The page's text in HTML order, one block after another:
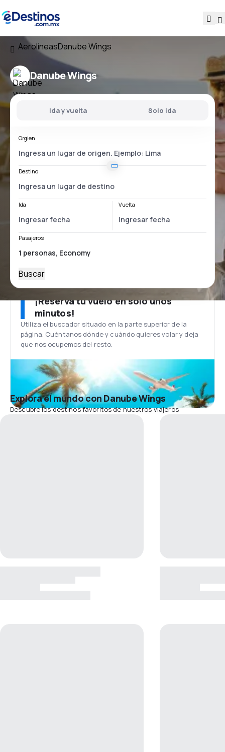
AerolíneasDanube Wings
Danube Wings
Ida y vuelta Solo ida
Orgien
Destino
Ida Vuelta
Pasajeros
Buscar
¡Reserva tu vuelo en solo unos
minutos!
Utiliza el buscador situado en la parte superior de la
página. Cuéntanos dónde y cuándo quieres volar y deja
que nos ocupemos del resto.
Explora el mundo con Danube Wings
Descubre los destinos favoritos de nuestros viajeros